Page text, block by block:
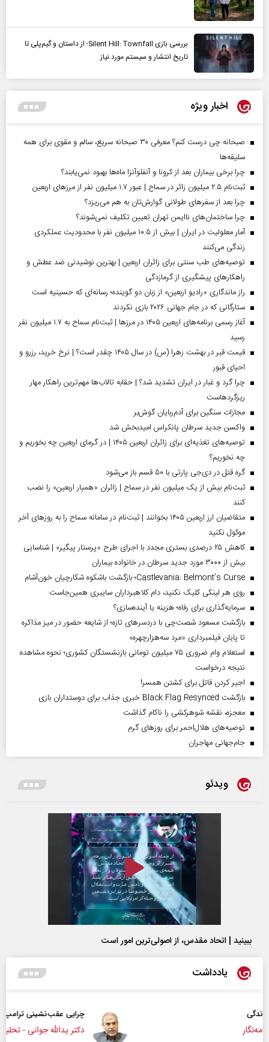
بررسی بازی Silent Hill: Townfall؛ از داستان و گیم‌پلی تا
تاریخ انتشار و سیستم مورد نیاز
اخبار ویژه
صبحانه چی درست کنم؟ معرفی ۳۰ صبحانه سریع، سالم و مقوی برای همه
سلیقه‌ها
چرا برخی بیماران بعد از کرونا و آنفلوآنزا ماه‌ها بهبود نمی‌یابند؟
ثبت‌نام ۲.۵ میلیون زائر در سماح | عبور ۱.۷ میلیون نفر از مرز‌های اربعین
چرا بعد از سفرهای طولانی گوارش‌تان به هم می‌ریزد؟
چرا ساختمان‌های ناایمن تهران تعیین تکلیف نمی‌شوند؟
آمار معلولیت در ایران | بیش از ۱۰.۵ میلیون نفر با محدودیت عملکردی
زندگی می‌کنند
توصیه‌های طب سنتی برای زائران اربعین | بهترین نوشیدنی ضد عطش و
راهکارهای پیشگیری از گرمازدگی
راز ماندگاری «رادیو اربعین» از زبان دو گوینده؛ رسانه‌ای که حسینیه است
ستارگانی که در جام جهانی ۲۰۲۶ بازی نکردند
آغاز رسمی برنامه‌های اربعین ۱۴۰۵ در مرز‌ها | ثبت‌نام سماح به ۱.۷ میلیون نفر
رسید
قیمت قبر در بهشت زهرا (س) در سال ۱۴۰۵ چقدر است؟ | نرخ خرید، رزرو و
احیای قبور
چرا گرد و غبار در ایران تشدید شد؟ | حقابه تالاب‌ها مهم‌ترین راهکار مهار
ریزگردهاست
مجازات سنگین برای آدم‌ربایان گوش‌بر
واکسن جدید سرطان پانکراس امیدبخش شد
توصیه‌های تغذیه‌ای برای زائران اربعین ۱۴۰۵ | در گرمای اربعین چه بخوریم و
چه نخوریم؟
گره قتل در دی‌جی پارتی با ۵۰ قسم باز می‌شود
ثبت‌نام بیش از یک میلیون نفر در سماح | زائران «همیار اربعین» را نصب
کنند
متقاضیان ارز اربعین ۱۴۰۵ بخوانند | ثبت‌نام در سامانه سماح را به روز‌های آخر
موکول نکنید
کاهش ۲۵ درصدی بستری مجدد با اجرای طرح «پرستار پیگیر» | شناسایی
بیش از ۳۰۰۰ مورد جدید سرطان در خانواده بیماران
Castlevania: Belmont’s Curse؛ بازگشت باشکوه شکارچیان خون‌آشام
روی هر لینکی کلیک نکنید، دام کلاهبرداران سایبری همین‌جاست
سرمایه‌گذاری برای رفاه؛ هزینه یا آینده‌سازی؟
بازگشت مسعود شصت‌چی با دردسر‌های تازه؛ از شایعه حضور در میز مذاکره
تا پایان فیلمبرداری «مرد سه‌هزارچهره»
استعلام وام ضروری ۷۵ میلیون تومانی بازنشستگان کشوری؛ نحوه مشاهده
نتیجه درخواست
اجیر کردن قاتل برای کشتن همسر!
بازگشت Black Flag Resynced خبری جذاب برای دوستداران بازی
معجزه، نقشه شوهرکشی را ناکام گذاشت
توصیه‌های هلال‌احمر برای روز‌های گرم
جام‌جهانی مهاجران
ویدئو
ببینید | اتحاد مقدس، از اصولی‌ترین امور است
یادداشت
چرایی عقب‌نشینی ترامپ؟
دکتر یدالله جوانی - تحلیلگر مسائل سیاسی